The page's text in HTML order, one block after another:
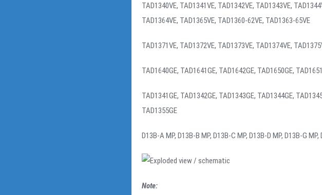
TAD1340VE, TAD1341VE, TAD1342VE, TAD1343VE,
TAD1364VE, TAD1365VE, TAD1360-62VE, TAD1363-65VE
TAD1371VE, TAD1372VE, TAD1373VE, TAD1374VE,
TAD1640GE, TAD1641GE, TAD1642GE, TAD1650GE,
TAD1341GE, TAD1342GE, TAD1343GE, TAD1344GE,
TAD1355GE
D13B-A MP, D13B-B MP, D13B-C MP, D13B-D MP, D13B-G
Note: